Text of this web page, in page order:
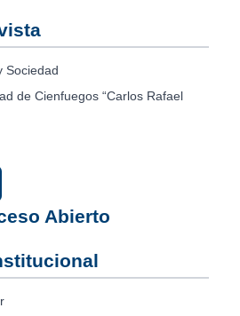
Sociedad
de Cienfuegos “Carlos Rafael
Abierto